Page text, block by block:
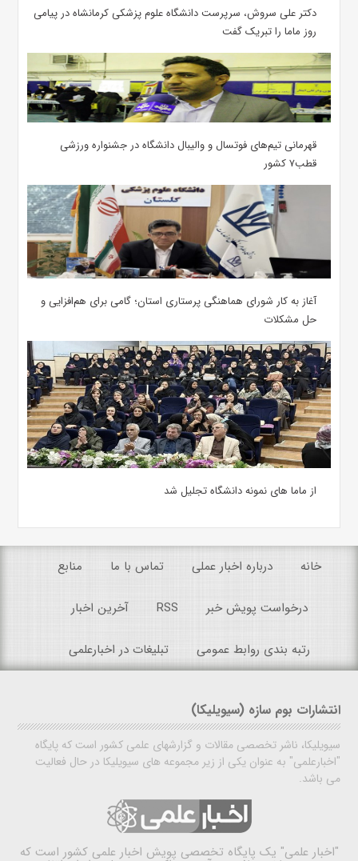
دکتر علی سروش، سرپرست دانشگاه علوم پزشکی کرمانشاه در پیامی
روز ماما را تبریک گفت
قهرمانی تیم‌های فوتسال و والیبال دانشگاه در جشنواره ورزشی
قطب۷ کشور
آغاز به کار شورای هماهنگی پرستاری استان؛ گامی برای هم‌افزایی و
حل مشکلات
از ماما های نمونه دانشگاه تجلیل شد
خانه درباره اخبار عملی تماس با ما منابع
درخواست پویش خبر RSS آخرین اخبار
رتبه بندی روابط عمومی تبلیغات در اخبارعلمی
انتشارات بوم سازه (سیویلیکا)
سیویلیکا، ناشر تخصصی مقالات و گزارشهای علمی کشور است که پایگاه
"اخبارعلمی" به عنوان یکی از زیر مجموعه های سیویلیکا در حال فعالیت
می باشد.
"اخبار علمی" یک پایگاه تخصصی پویش اخبار علمی کشور است که